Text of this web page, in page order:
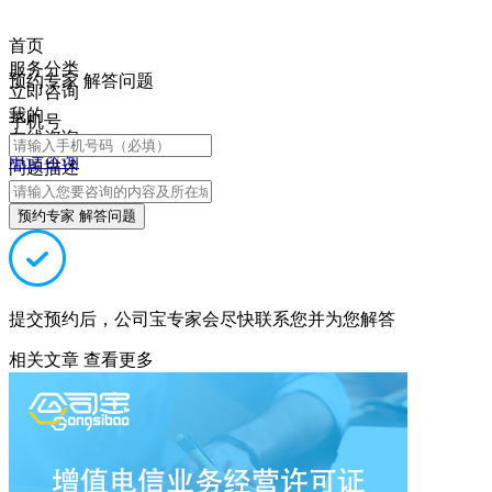
首页
服务分类
立即咨询
我的
在线咨询
电话咨询
预约专家 解答问题
手机号
问题描述
预约专家 解答问题
提交预约后，公司宝专家会尽快联系您并为您解答
相关文章 查看更多